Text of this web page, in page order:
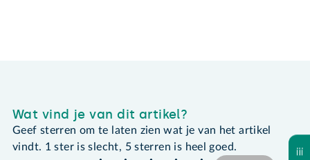
Wat vind je van dit artikel?
Geef sterren om te laten zien wat je van het artikel
vindt. 1 ster is slecht, 5 sterren is heel goed.